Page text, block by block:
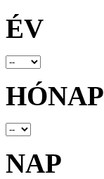
ÉV
HÓNAP
NAP